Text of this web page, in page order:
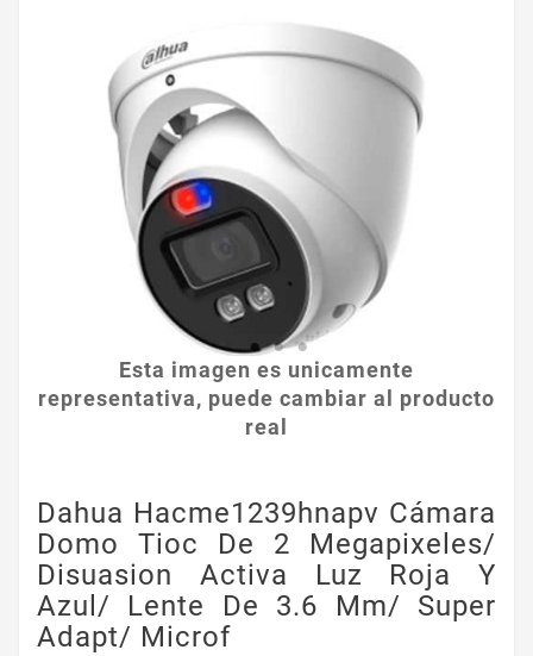
Esta imagen es unicamente
representativa, puede cambiar al producto
real
Dahua Hacme1239hnapv Cámara
Domo Tioc De 2 Megapixeles/
Disuasion Activa Luz Roja Y
Azul/ Lente De 3.6 Mm/ Super
Adapt/ Microf